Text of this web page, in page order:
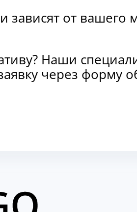
зависят от
Наши
через